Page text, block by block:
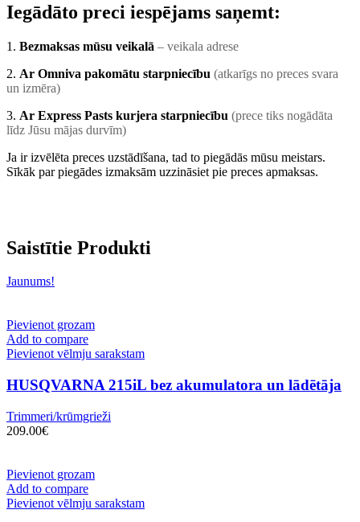
Iegādāto preci iespējams saņemt:
1. Bezmaksas mūsu veikalā – veikala adrese
2. Ar Omniva pakomātu starpniecību (atkarīgs no preces svara
un izmēra)
3. Ar Express Pasts kurjera starpniecību (prece tiks nogādāta
līdz Jūsu mājas durvīm)
Ja ir izvēlēta preces uzstādīšana, tad to piegādās mūsu meistars.
Sīkāk par piegādes izmaksām uzzināsiet pie preces apmaksas.
Saistītie Produkti
Jaunums!
Pievienot grozam
Add to compare
Pievienot vēlmju sarakstam
HUSQVARNA 215iL bez akumulatora un lādētāja
Trimmeri/krūmgrieži
209.00€
Pievienot grozam
Add to compare
Pievienot vēlmju sarakstam